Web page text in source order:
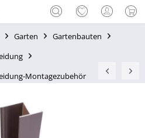
Garten
Gartenbauten
Montagezubehör